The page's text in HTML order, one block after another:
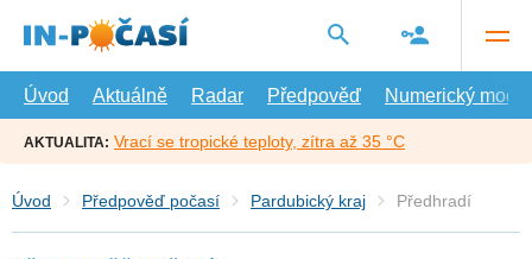
hlavní
Úvod
Aktuálně Radar Předpověď Numerický model
AKTUALITA: Vrací se tropické teploty, zítra až 35 °C
Úvod Předpověď počasí Pardubický kraj Předhradí